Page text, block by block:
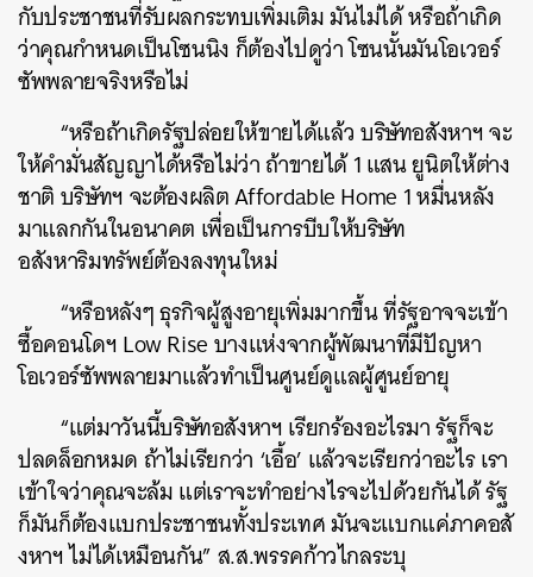
กับประชาชนที่รับผลกระทบเพิ่มเติม มันไม่ได้ หรือถ้าเกิด
ว่าคุณกําหนดเป็นโซนนิง ก็ต้องไปดูว่า โซนนั้นมันโอเวอร์
ซัพพลายจริงหรือไม่
“หรือถ้าเกิดรัฐปล่อยให้ขายได้แล้ว บริษัทอสังหาฯ จะ
ให้คำมั่นสัญญาได้หรือไม่ว่า ถ้าขายได้ 1 แสน ยูนิตให้ต่าง
ชาติ บริษัทฯ จะต้องผลิต Affordable Home 1 หมื่นหลัง
มาแลกกันในอนาคต เพื่อเป็นการบีบให้บริษัท
อสังหาริมทรัพย์ต้องลงทุนใหม่
“หรือหลังๆ ธุรกิจผู้สูงอายุเพิ่มมากขึ้น ที่รัฐอาจจะเข้า
ซื้อคอนโดฯ Low Rise บางแห่งจากผู้พัฒนาที่มีปัญหา
โอเวอร์ซัพพลายมาแล้วทําเป็นศูนย์ดูแลผู้ศูนย์อายุ
“แต่มาวันนี้บริษัทอสังหาฯ เรียกร้องอะไรมา รัฐก็จะ
ปลดล็อกหมด ถ้าไม่เรียกว่า ‘เอื้อ’ แล้วจะเรียกว่าอะไร เรา
เข้าใจว่าคุณจะล้ม แต่เราจะทำอย่างไรจะไปด้วยกันได้ รัฐ
ก็มันก็ต้องแบกประชาชนทั้งประเทศ มันจะแบกแค่ภาคอสั
งหาฯ ไม่ได้เหมือนกัน” ส.ส.พรรคก้าวไกลระบุ